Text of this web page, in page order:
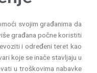
svojim građanima da
građana počne koristiti
i određeni teret kao
koje se inače stavljaju u
u troškovima nabavke